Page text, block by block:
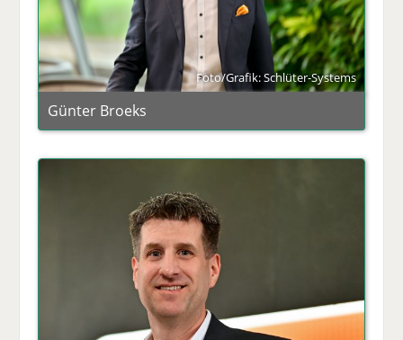
Foto/Grafik: Schlüter-Systems
Günter Broeks